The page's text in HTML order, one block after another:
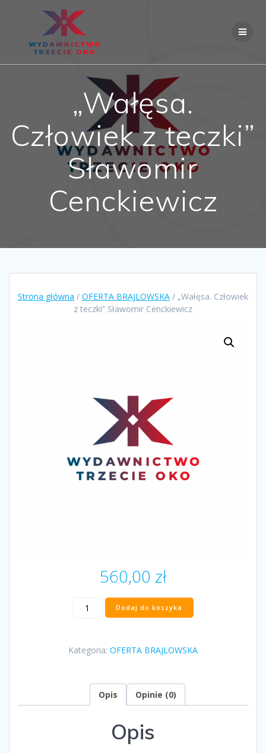
„Wałęsa.
Człowiek z teczki”
Sławomir
Cenckiewicz
Strona główna / OFERTA BRAJLOWSKA / „Wałęsa. Człowiek
z teczki” Sławomir Cenckiewicz
560,00 zł
ilość
„Wałęsa.
teczki”
Dodaj do koszyka
Kategoria: OFERTA BRAJLOWSKA
Opis Opinie (0)
Opis